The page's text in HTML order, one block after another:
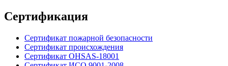
Сертификация
Сертификат пожарной безопасности
Сертификат происхождения
Сертификат OHSAS-18001